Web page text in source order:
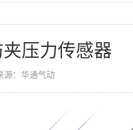
压力传感器
源：华通气动